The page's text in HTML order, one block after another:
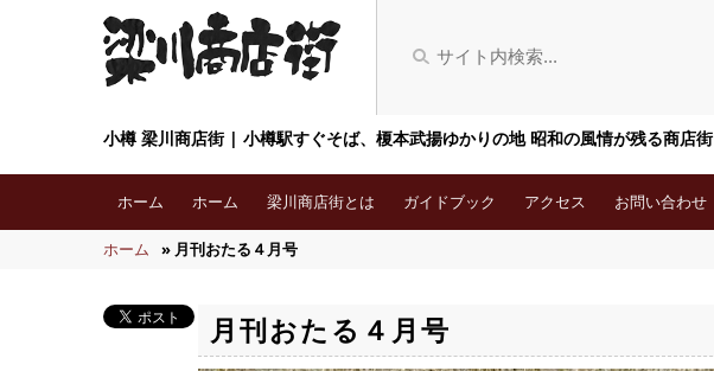
小樽 梁川商店街 | 小樽駅すぐそば、榎本武揚ゆかりの地 昭和の風情が残る商店街
ホーム ホーム 梁川商店街とは ガイドブック アクセス お問い合わせ
ホーム » 月刊おたる４月号
月刊おたる４月号